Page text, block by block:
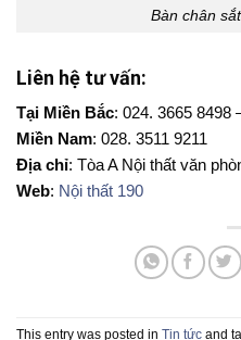
Bàn chân
Liên hệ tư vấn:
Tại Miền Bắc: 024. 3665 8498
Miền Nam: 028. 3511 9211
Địa chỉ: Tòa A Nội thất văn
Web: Nội thất 190
This entry was posted in Tin tức and